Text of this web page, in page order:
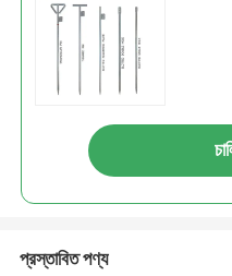
প্রস্তাবিত পণ্য